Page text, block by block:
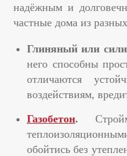
надёжным и
частные дома из
Глиняный или
него способны
отличаются
воздействиям,
Газобетон.
обойтись без